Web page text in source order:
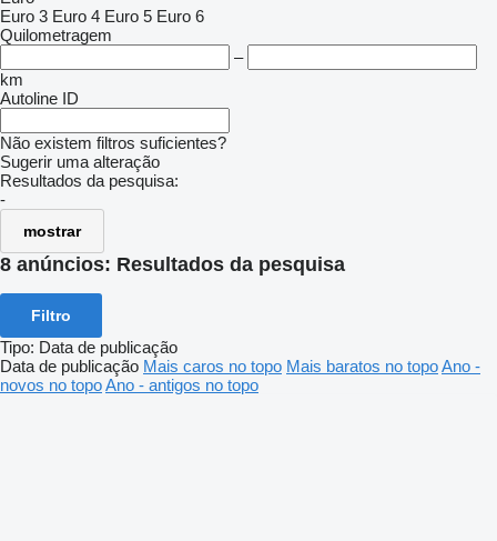
Euro 3 Euro 4 Euro 5 Euro 6
Quilometragem
–
km
Autoline ID
Não existem filtros suficientes?
Sugerir uma alteração
Resultados da pesquisa:
-
mostrar
8 anúncios: Resultados da pesquisa
Filtro
Tipo: Data de publicação
Data de publicação Mais caros no topo Mais baratos no topoAno -
novos no topoAno - antigos no topo